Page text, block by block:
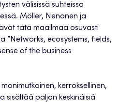
välisissä suhteissa
Möller, Nenonen ja
tätä maailmaa osuvasti
”Networks, ecosystems, fields,
of the business
kerroksellinen,
sisältää paljon keskinäisiä